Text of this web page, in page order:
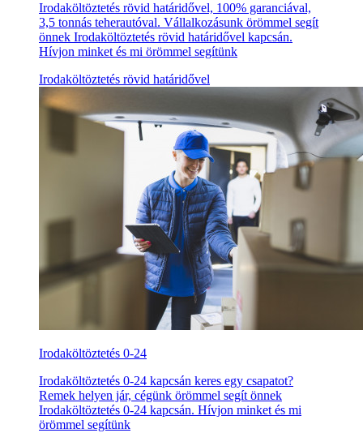
Irodaköltöztetés rövid határidővel, 100% garanciával,
3,5 tonnás teherautóval. Vállalkozásunk örömmel segít
önnek Irodaköltöztetés rövid határidővel kapcsán.
Hívjon minket és mi örömmel segítünk
Irodaköltöztetés rövid határidővel
Irodaköltöztetés 0-24
Irodaköltöztetés 0-24 kapcsán keres egy csapatot?
Remek helyen jár, cégünk örömmel segít önnek
Irodaköltöztetés 0-24 kapcsán. Hívjon minket és mi
örömmel segítünk